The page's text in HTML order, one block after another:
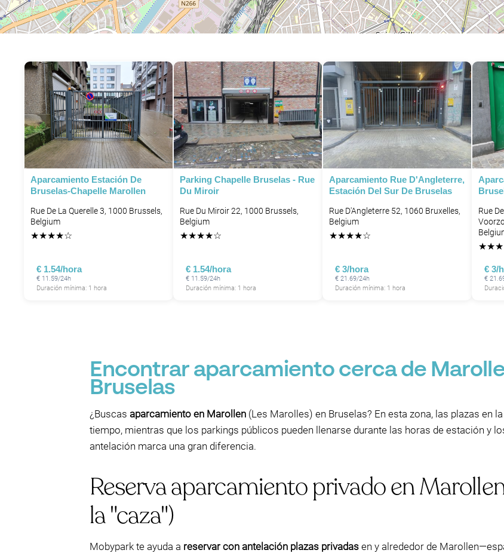
P
P
Aparcamiento Estación De
Bruselas-Chapelle Marollen
Rue De La Querelle 3, 1000 Brussels,
Belgium
★★★★☆
€ 1.54/hora
€ 11.59/24h
Duración mínima: 1 hora
Parking Chapelle Bruselas - Rue
Du Miroir
Rue Du Miroir 22, 1000 Brussels,
Belgium
★★★★☆
€ 1.54/hora
€ 11.59/24h
Duración mínima: 1 hora
Aparcamiento Rue D'Angleterre,
Estación Del Sur De Bruselas
Rue D'Angleterre 52, 1060 Bruxelles,
Belgium
★★★★☆
€ 3/hora
€ 21.69/24h
Duración mínima: 1 hora
Rue
★★★
€ 3/
€
Encontrar aparcamiento cerca de
Bruselas
¿Buscas aparcamiento en Marollen (Les Marolles) en Bruselas? En esta zona, las plazas en
tiempo, mientras que los parkings públicos pueden llenarse durante las horas de estación y
antelación marca una gran diferencia.
Reserva aparcamiento privado en
la "caza")
Mobypark te ayuda a reservar con antelación plazas privadas en y alrededor de